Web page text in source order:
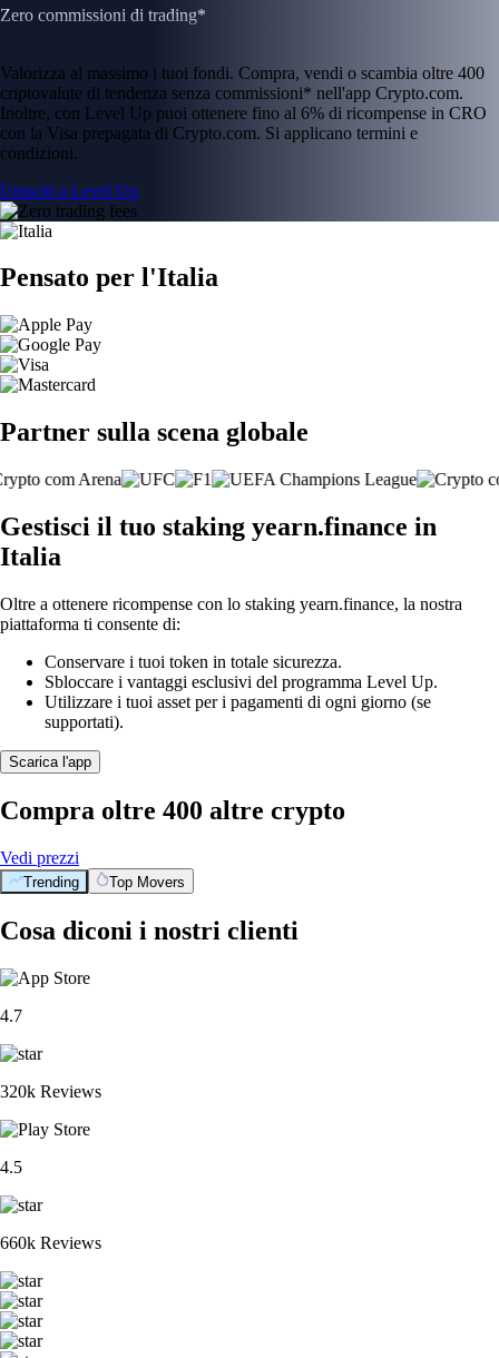
Zero commissioni di trading*
Valorizza al massimo i tuoi fondi. Compra, vendi o scambia oltre 400
criptovalute di tendenza senza commissioni* nell'app Crypto.com.
Inoltre, con Level Up puoi ottenere fino al 6% di ricompense in CRO
con la Visa prepagata di Crypto.com. Si applicano termini e
condizioni.
Unisciti a Level Up
Pensato per l'Italia
Partner sulla scena globale
Gestisci il tuo staking yearn.finance in
Italia
Oltre a ottenere ricompense con lo staking yearn.finance, la nostra
piattaforma ti consente di:
Conservare i tuoi token in totale sicurezza.
Sbloccare i vantaggi esclusivi del programma Level Up.
Utilizzare i tuoi asset per i pagamenti di ogni giorno (se
supportati).
Scarica l'app
Compra oltre 400 altre crypto
Vedi prezzi
Trending Top Movers
Cosa diconi i nostri clienti
4.7
320k Reviews
4.5
660k Reviews